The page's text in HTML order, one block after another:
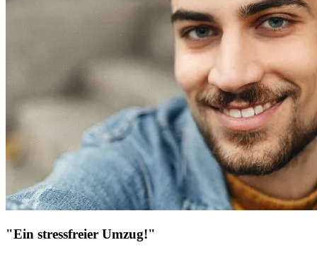
"Ein stressfreier Umzug!"